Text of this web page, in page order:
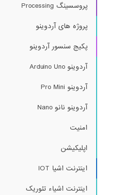
پروسسینگ Processing
پروژه های آردوینو
پکیج سنسور آردوینو
آردوینو Arduino Uno
آردوینو Pro Mini
آردوینو نانو Nano
امنیت
اپلیکیشن
اینترنت اشیا IOT
اینترنت اشیاء تئوریک